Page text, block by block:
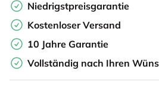
Niedrigstpreisgarantie
Kostenloser Versand
10 Jahre Garantie
Vollständig nach Ihren